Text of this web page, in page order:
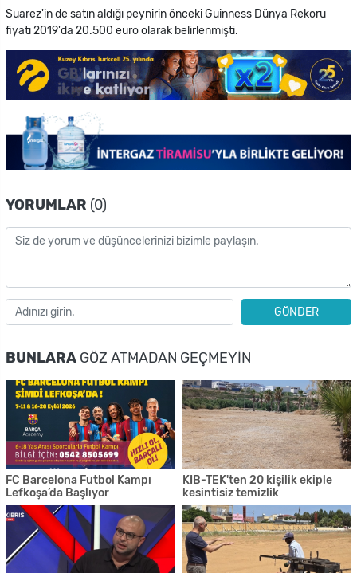
Suarez'in de satın aldığı peynirin önceki Guinness Dünya Rekoru
fiyatı 2019'da 20.500 euro olarak belirlenmişti.
YORUMLAR (0)
GÖNDER
BUNLARA GÖZ ATMADAN GEÇMEYIN
FC Barcelona Futbol Kampı
Lefkoşa’da Başlıyor
KIB-TEK'ten 20 kişilik ekiple
kesintisiz temizlik